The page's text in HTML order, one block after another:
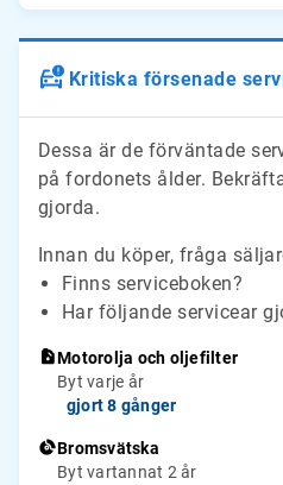
Kritiska försenade
Dessa är de förväntade
på fordonets ålder.
gjorda.
Innan du köper, fråga
Finns serviceboken?
Har följande servicear
Motorolja och oljefilter
Byt varje år
gjort 8 gånger
Bromsvätska
Byt vartannat 2 år